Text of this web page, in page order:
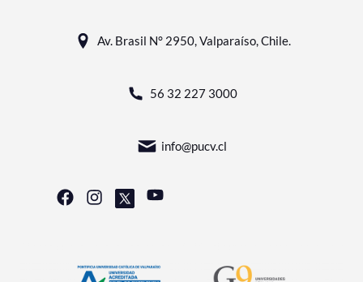
Av. Brasil N° 2950, Valparaíso, Chile.
56 32 227 3000
info@pucv.cl